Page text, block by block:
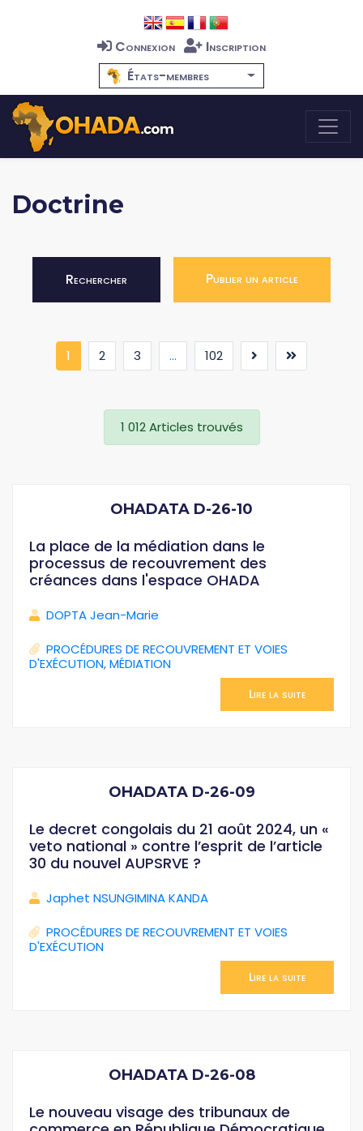
Connexion
Inscription
États-membres
Doctrine
Rechercher Publier un article
1 (current)
2 3 ... 102
1 012 Articles trouvés
OHADATA D-26-10
La place de la médiation dans le
processus de recouvrement des
créances dans l'espace OHADA
DOPTA Jean-Marie
PROCÉDURES DE RECOUVREMENT ET VOIES
D'EXÉCUTION,MÉDIATION
Lire la suite
OHADATA D-26-09
Le decret congolais du 21 août 2024, un «
veto national » contre l’esprit de l’article
30 du nouvel AUPSRVE ?
Japhet NSUNGIMINA KANDA
PROCÉDURES DE RECOUVREMENT ET VOIES
D'EXÉCUTION
Lire la suite
OHADATA D-26-08
Le nouveau visage des tribunaux de